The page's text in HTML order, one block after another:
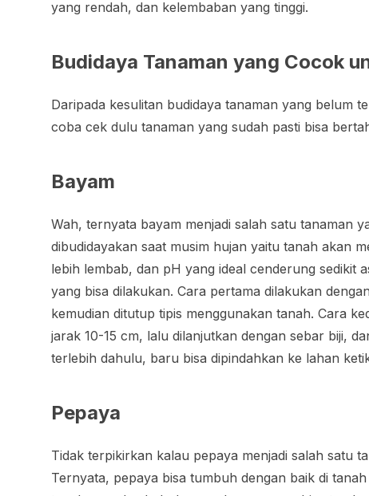
yang rendah, dan kelembaban yang tinggi.
Budidaya Tanaman yang Cocok
Daripada kesulitan budidaya tanaman yang belum
coba cek dulu tanaman yang sudah pasti bisa
Bayam
Wah, ternyata bayam menjadi salah satu tanaman
dibudidayakan saat musim hujan yaitu tanah akan
lebih lembab, dan pH yang ideal cenderung sedikit
yang bisa dilakukan. Cara pertama dilakukan
kemudian ditutup tipis menggunakan tanah. Cara
jarak 10-15 cm, lalu dilanjutkan dengan sebar biji,
terlebih dahulu, baru bisa dipindahkan ke lahan
Pepaya
Tidak terpikirkan kalau pepaya menjadi salah satu
Ternyata, pepaya bisa tumbuh dengan baik di